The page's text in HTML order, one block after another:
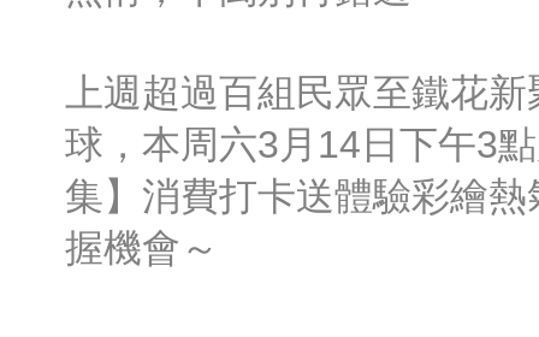
上週超過百組民眾至鐵花
球，本周六3月14日下午3
集】消費打卡送體驗彩繪
握機會～